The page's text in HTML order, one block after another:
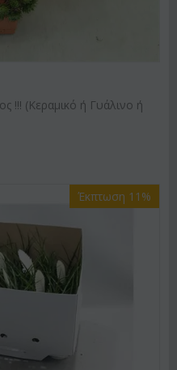
!!! (Κεραμικό ή Γυάλινο ή
Έκπτωση 11%